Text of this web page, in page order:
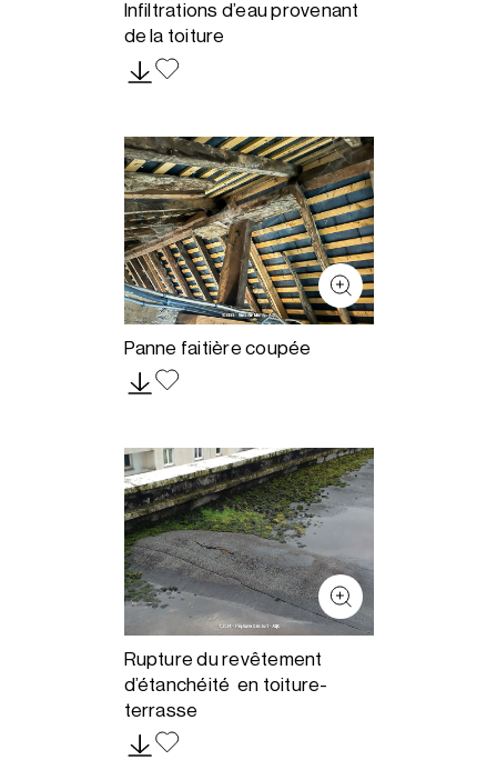
Infiltrations d’eau provenant
de la toiture
Panne faitière coupée
Rupture du revêtement
d’étanchéité en toiture-
terrasse